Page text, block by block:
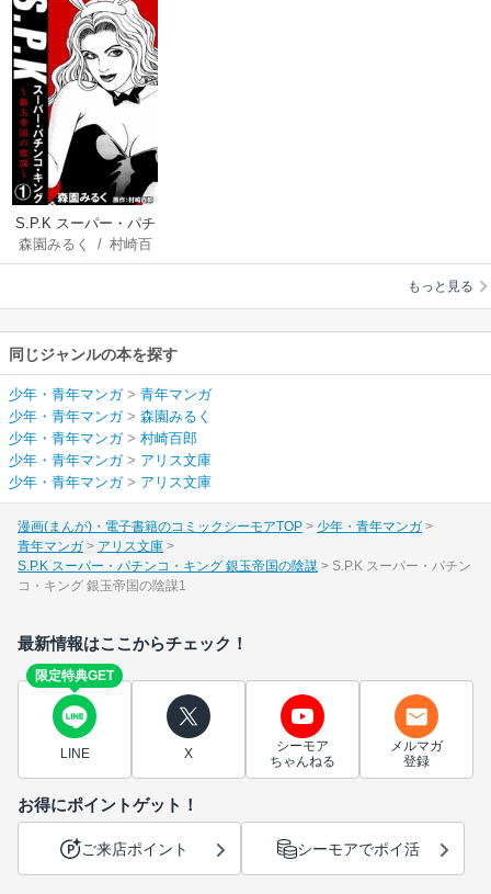
S.P.K スーパー・パチ
ンコ・キング 銀玉帝
国の陰謀
森園みるく / 村崎百
郎/アリス文庫
もっと見る
同じジャンルの本を探す
少年・青年マンガ> 青年マンガ
少年・青年マンガ> 森園みるく
少年・青年マンガ> 村崎百郎
少年・青年マンガ> アリス文庫
少年・青年マンガ> アリス文庫
漫画(まんが)・電子書籍のコミックシーモアTOP
少年・青年マンガ
青年マンガ
アリス文庫
S.P.K スーパー・パチンコ・キング 銀玉帝国の陰謀
S.P.K スーパー・パチン
コ・キング 銀玉帝国の陰謀1
最新情報はここからチェック！
限定特典GET
LINE X
シーモア
ちゃんねる
メルマガ
登録
お得にポイントゲット！
ご来店ポイント シーモアでポイ活